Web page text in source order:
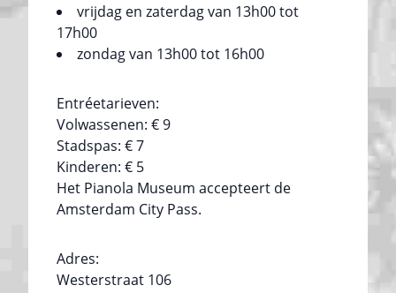
vrijdag en zaterdag van 13h00 tot
17h00
zondag van 13h00 tot 16h00
Entréetarieven:
Volwassenen: € 9
Stadspas: € 7
Kinderen: € 5
Het Pianola Museum accepteert de
Amsterdam City Pass.
Adres:
Westerstraat 106